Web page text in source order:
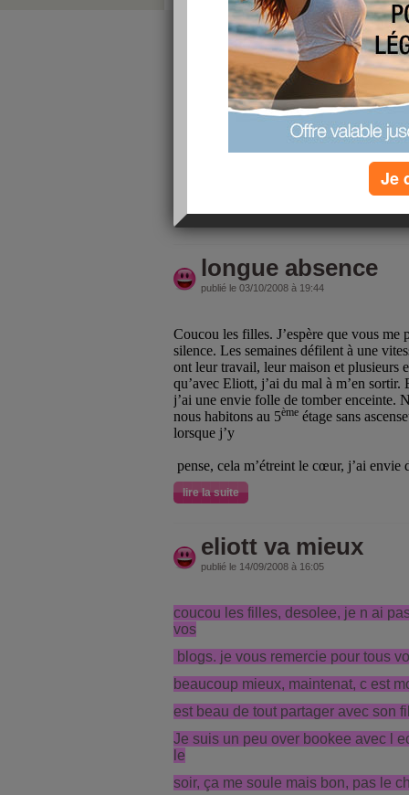
Coucou à toutes mes copinettes que j'ai
d'octobre. Tout d'abord j'espère que tout va
Pour moi, tout va bien. J'ai un petit peu repris
longtemps !) mais bon, dans l'esemble, ça va à
Je voulais vous parler d'Alli, la nouvelle pilule
l'essayer. Pendant 2 semaines, rien, un peu
plus. JUsqu'à aujourd'hui !!! Hier, pique nique
suis allée 5 fois aux toilettes mais à peine de
vraiment flipper. Flipper de savoir que cette
lire la suite
longue absence
publié le 03/10/2008 à 19:44
Coucou les filles. J’espère que vous me
silence. Les semaines défilent à une
ont leur travail, leur maison et plusieurs
qu’avec Eliott, j’ai du mal à m’en
j’ai une envie folle de tomber enceinte.
nous habitons au 5ème étage sans
lorsque j’y
pense, cela m’étreint le cœur, j’ai envie
lire la suite
eliott va mieux
publié le 14/09/2008 à 16:05
coucou les filles, desolee, je n ai
vos
blogs. je vous remercie pour tous
beaucoup mieux, maintenat, c est
est beau de tout partager avec son
Je suis un peu over bookee avec l
le
soir, ça me soule mais bon, pas le
Je